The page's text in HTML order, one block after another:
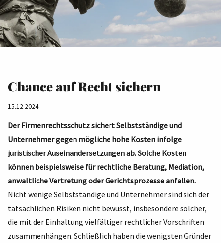
Chance auf Recht sichern
15.12.2024
Der Firmenrechtsschutz sichert Selbstständige und
Unternehmer gegen mögliche hohe Kosten infolge
juristischer Auseinandersetzungen ab. Solche Kosten
können beispielsweise für rechtliche Beratung, Mediation,
anwaltliche Vertretung oder Gerichtsprozesse anfallen.
Nicht wenige Selbstständige und Unternehmer sind sich der
tatsächlichen Risiken nicht bewusst, insbesondere solcher,
die mit der Einhaltung vielfältiger rechtlicher Vorschriften
zusammenhängen. Schließlich haben die wenigsten Gründer